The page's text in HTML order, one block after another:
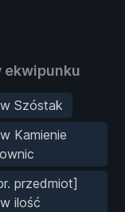
ekwipunku
Szóstak
Kamienie
przedmiot]
ilość